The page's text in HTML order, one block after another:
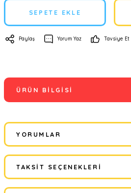
SEPETE EKLE
Paylaş Yorum Yaz Tavsiye Et
ÜRÜN BILGISI
YORUMLAR
Bu ürüne ilk yorumu
TAKSIT SEÇENEKLERI